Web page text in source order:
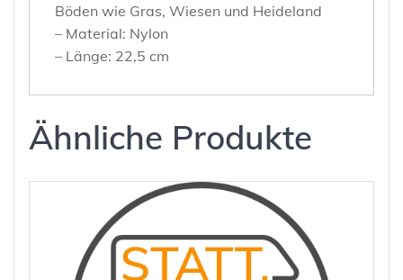
Böden wie Gras, Wiesen und Heideland
– Material: Nylon
– Länge: 22,5 cm
Ähnliche Produkte